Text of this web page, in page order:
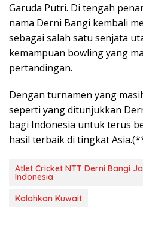
Garuda Putri. Di tengah
nama Derni Bangi kembali
sebagai salah satu senjata
kemampuan bowling yang
pertandingan.
Dengan turnamen yang
seperti yang ditunjukkan
bagi Indonesia untuk terus
hasil terbaik di tingkat
Atlet Cricket NTT Derni Bangi
Indonesia
Kalahkan Kuwait